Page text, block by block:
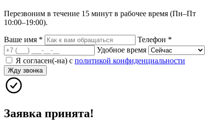
Перезвоним в течение 15 минут в рабочее время (Пн–Пт
10:00–19:00).
Ваше имя * Телефон *
Удобное время
Я согласен(-на) с политикой конфиденциальности
Жду звонка
Заявка принята!